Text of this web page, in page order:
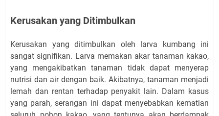
Kerusakan yang Ditimbulkan
Kerusakan yang ditimbulkan oleh larva kumbang ini
sangat signifikan. Larva memakan akar tanaman kakao,
yang mengakibatkan tanaman tidak dapat menyerap
nutrisi dan air dengan baik. Akibatnya, tanaman menjadi
lemah dan rentan terhadap penyakit lain. Dalam kasus
yang parah, serangan ini dapat menyebabkan kematian